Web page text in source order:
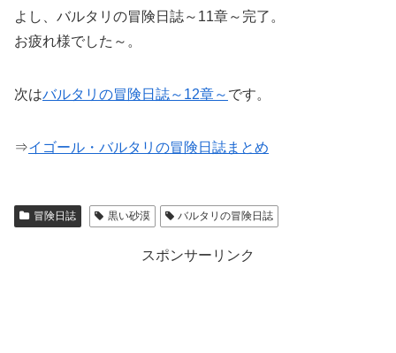
よし、バルタリの冒険日誌～11章～完了。
お疲れ様でした～。
次はバルタリの冒険日誌～12章～ です。
⇒イゴール・バルタリの冒険日誌まとめ
冒険日誌 黒い砂漠 バルタリの冒険日誌
スポンサーリンク